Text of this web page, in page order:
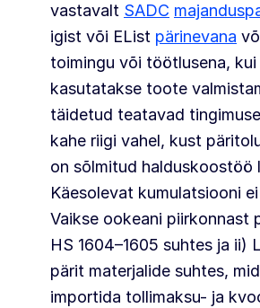
vastavalt SADC
igist või EList pärinevana
toimingu või töötlusena, kui
kasutatakse toote
täidetud teatavad
kahe riigi vahel, kust
on sõlmitud halduskoostöö
Käesolevat kumulatsiooni
Vaikse ookeani piirkonnast
HS 1604–1605 suhtes ja ii)
pärit materjalide suhtes,
importida tollimaksu- ja